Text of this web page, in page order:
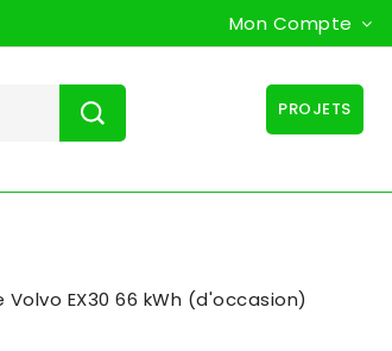
Mon Compte
PROJETS
EX30 66 kWh (d'occasion)